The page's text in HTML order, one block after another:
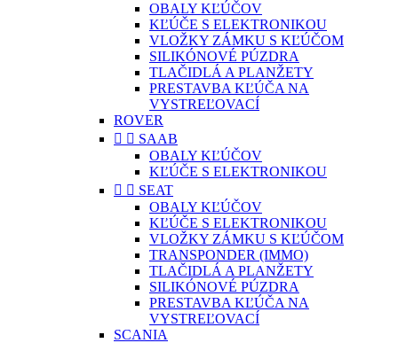
OBALY KĽÚČOV
KĽÚČE S ELEKTRONIKOU
VLOŽKY ZÁMKU S KĽÚČOM
SILIKÓNOVÉ PÚZDRA
TLAČIDLÁ A PLANŽETY
PRESTAVBA KĽÚČA NA
VYSTREĽOVACÍ
ROVER
  SAAB
OBALY KĽÚČOV
KĽÚČE S ELEKTRONIKOU
  SEAT
OBALY KĽÚČOV
KĽÚČE S ELEKTRONIKOU
VLOŽKY ZÁMKU S KĽÚČOM
TRANSPONDER (IMMO)
TLAČIDLÁ A PLANŽETY
SILIKÓNOVÉ PÚZDRA
PRESTAVBA KĽÚČA NA
VYSTREĽOVACÍ
SCANIA